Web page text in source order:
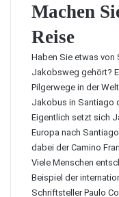
Machen
Reise
Haben Sie etwas von
Jakobsweg gehört?
Pilgerwege in der
Jakobus in Santiago
Eigentlich setzt sich
Europa nach
dabei der Camino
Viele Menschen
Beispiel der
Schriftsteller Paulo